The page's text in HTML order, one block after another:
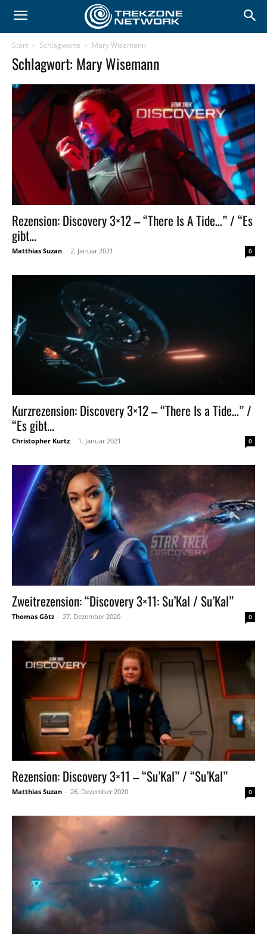
Start Schlagworte Mary Wisemann
Schlagwort: Mary Wisemann
Rezension: Discovery 3×12 – “There Is A Tide…” / “Es
gibt...
Matthias Suzan - 2. Januar 2021 0
Kurzrezension: Discovery 3×12 – “There Is a Tide…” /
“Es gibt...
Christopher Kurtz - 1. Januar 2021 0
Zweitrezension: “Discovery 3×11: Su’Kal / Su’Kal”
Thomas Götz - 27. Dezember 2020 0
Rezension: Discovery 3×11 – “Su’Kal” / “Su’Kal”
Matthias Suzan - 26. Dezember 2020 0